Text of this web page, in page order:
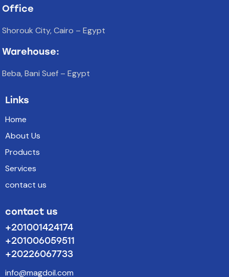
Office
Shorouk City, Cairo – Egypt
Warehouse:
Beba, Bani Suef – Egypt
Links
Home
About Us
Products
Services
contact us
contact us
+201001424174
+201006059511
+20226067733
info@magdoil.com